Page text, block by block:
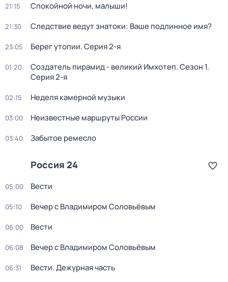
21:15 Спокойной ночи, малыши!
21:30 Следствие ведут знатоки: Ваше подлинное имя?
23:05 Берег утопии. Серия 2-я
01:20 Создатель пирамид - великий Имхотеп. Сезон 1.
Серия 2-я
02:15 Неделя камерной музыки
03:00 Неизвестные маршруты России
03:40 Забытое ремесло
Россия 24
05:00 Вести
05:10 Вечер с Владимиром Соловьёвым
06:00 Вести
06:08 Вечер с Владимиром Соловьёвым
06:31 Вести. Дежурная часть